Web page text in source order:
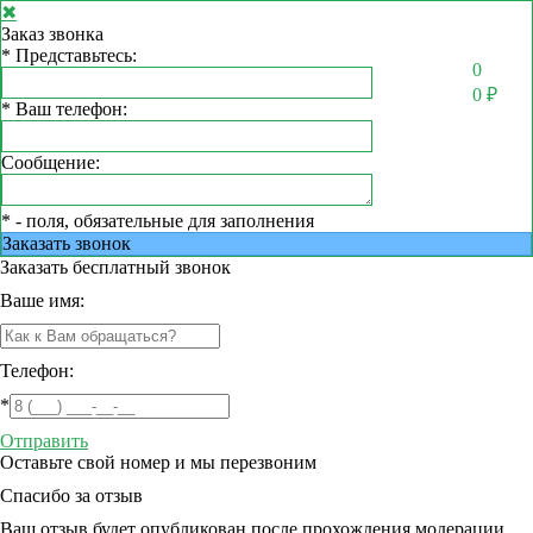
✖
Заказ звонка
* Представьтесь:
* Ваш телефон:
Сообщение:
* - поля, обязательные для заполнения
Заказать звонок
Заказать бесплатный звонок
Ваше имя:
Телефон:
*
Отправить
Оставьте свой номер и мы перезвоним
Спасибо за отзыв
Ваш отзыв будет опубликован после прохождения модерации
0
0 ₽